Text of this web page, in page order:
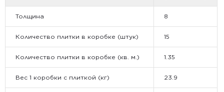
Толщина 8
Количество плитки в коробке (штук) 15
Количество плитки в коробке (кв. м.) 1.35
Вес 1 коробки с плиткой (кг) 23.9